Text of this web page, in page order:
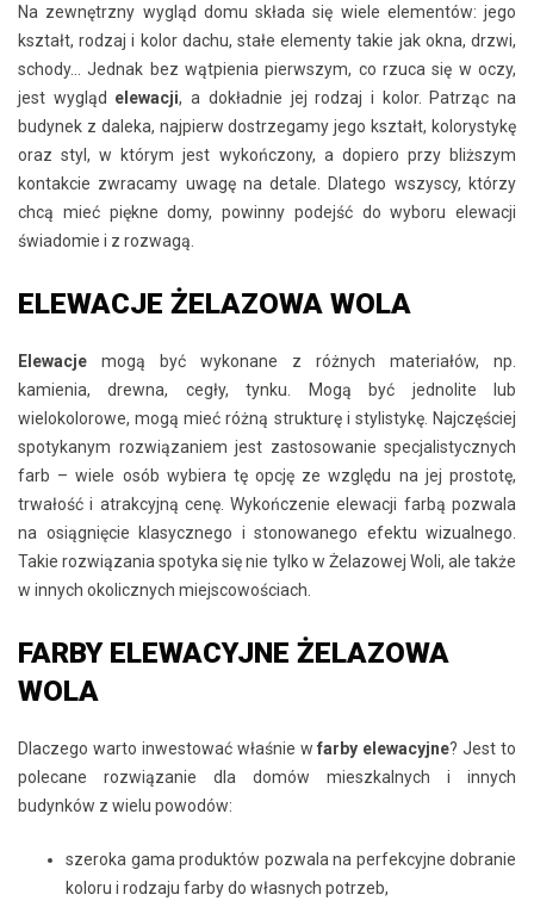
Na zewnętrzny wygląd domu składa się wiele elementów: jego
kształt, rodzaj i kolor dachu, stałe elementy takie jak okna, drzwi,
schody… Jednak bez wątpienia pierwszym, co rzuca się w oczy,
jest wygląd elewacji, a dokładnie jej rodzaj i kolor. Patrząc na
budynek z daleka, najpierw dostrzegamy jego kształt, kolorystykę
oraz styl, w którym jest wykończony, a dopiero przy bliższym
kontakcie zwracamy uwagę na detale. Dlatego wszyscy, którzy
chcą mieć piękne domy, powinny podejść do wyboru elewacji
świadomie i z rozwagą.
ELEWACJE ŻELAZOWA WOLA
Elewacje mogą być wykonane z różnych materiałów, np.
kamienia, drewna, cegły, tynku. Mogą być jednolite lub
wielokolorowe, mogą mieć różną strukturę i stylistykę. Najczęściej
spotykanym rozwiązaniem jest zastosowanie specjalistycznych
farb – wiele osób wybiera tę opcję ze względu na jej prostotę,
trwałość i atrakcyjną cenę. Wykończenie elewacji farbą pozwala
na osiągnięcie klasycznego i stonowanego efektu wizualnego.
Takie rozwiązania spotyka się nie tylko w Żelazowej Woli, ale także
w innych okolicznych miejscowościach.
FARBY ELEWACYJNE ŻELAZOWA
WOLA
Dlaczego warto inwestować właśnie wfarby elewacyjne? Jest to
polecane rozwiązanie dla domów mieszkalnych i innych
budynków z wielu powodów:
szeroka gama produktów pozwala na perfekcyjne dobranie
koloru i rodzaju farby do własnych potrzeb,